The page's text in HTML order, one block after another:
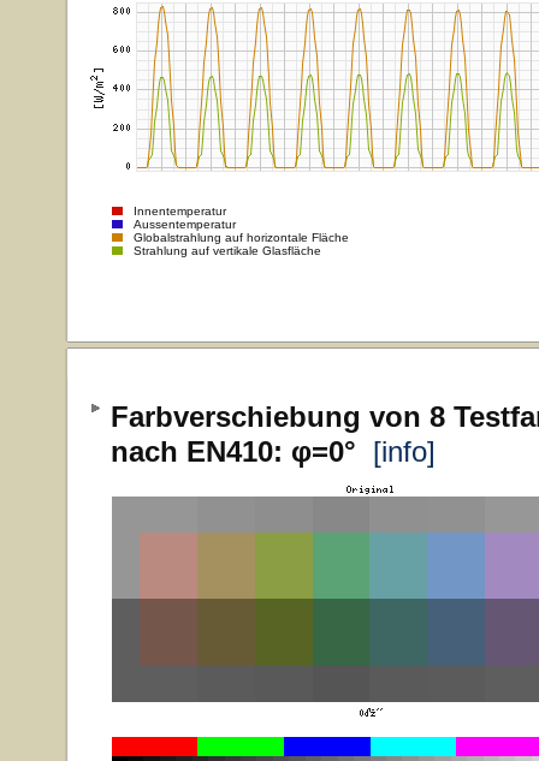
Innentemperatur
Aussentemperatur
Globalstrahlung auf horizontale Fläche
Strahlung auf vertikale Glasfläche
Farbverschiebung von 8
nach EN410: φ=0° [info]